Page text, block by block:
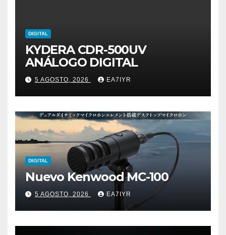
DIGITAL
KYDERA CDR-500UV
ANÁLOGO DIGITAL
5 AGOSTO, 2026 EA7IYR
DIGITAL
Nuevo Kenwood MC-100
5 AGOSTO, 2026 EA7IYR